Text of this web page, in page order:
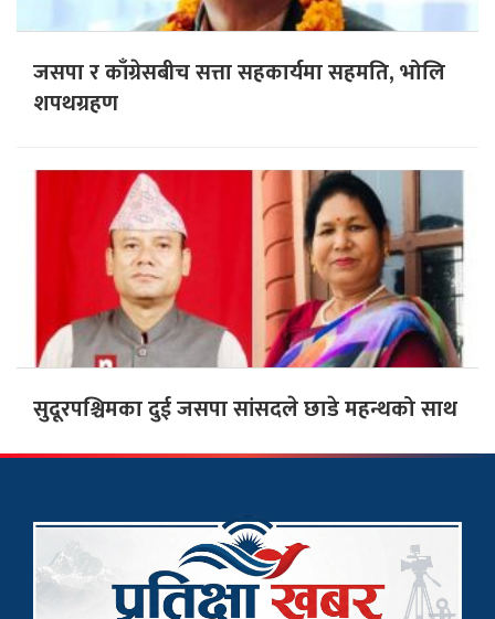
जसपा र काँग्रेसबीच सत्ता सहकार्यमा सहमति, भोलि
शपथग्रहण
सुदूरपश्चिमका दुई जसपा सांसदले छाडे महन्थको साथ